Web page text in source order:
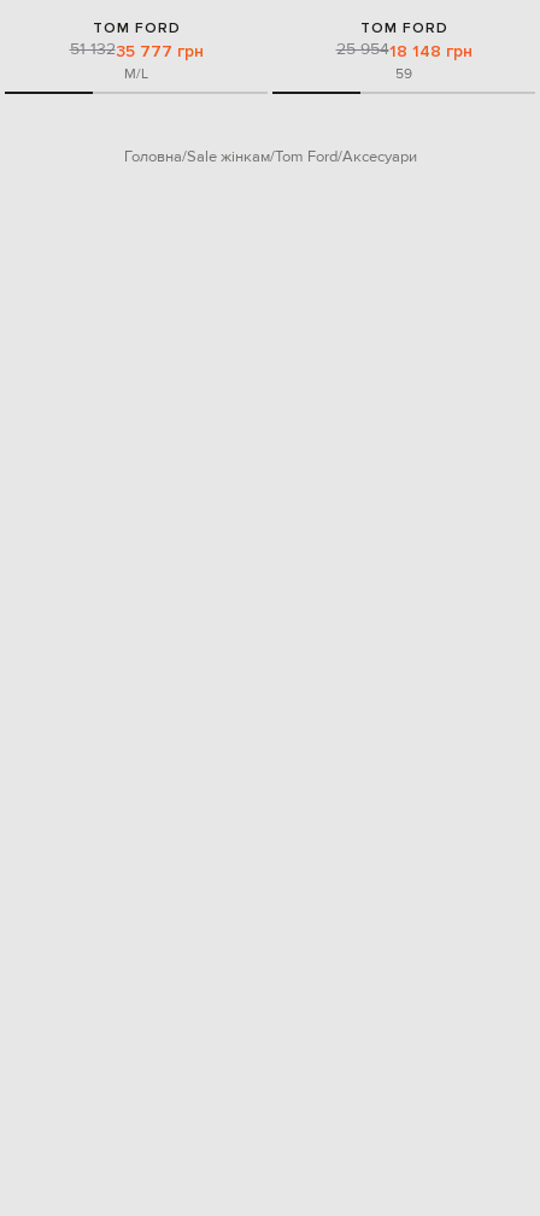
TOM FORD
51 13235 777 грн
M/L
TOM FORD
25 95418 148 грн
59
Головна Sale жінкам Tom Ford Аксесуари